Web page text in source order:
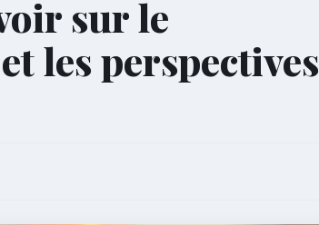
sur le
les perspectives